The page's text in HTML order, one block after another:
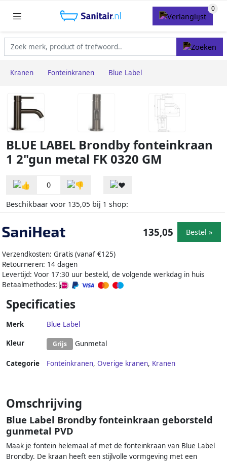
Kranen Fonteinkranen Blue Label
BLUE LABEL Brondby fonteinkraan
1 2"gun metal FK 0320 GM
0
Beschikbaar voor 135,05 bij 1 shop:
Verzendkosten: Gratis (vanaf €125)
Retourneren: 14 dagen
Levertijd: Voor 17:30 uur besteld, de volgende werkdag in huis
Betaalmethodes:
135,05 Bestel »
Specificaties
Merk Blue Label
Kleur Grijs Gunmetal
Categorie Fonteinkranen, Overige kranen, Kranen
Omschrijving
Blue Label Brondby fonteinkraan geborsteld
gunmetal PVD
Maak je fontein helemaal af met de fonteinkraan van Blue Label
Brondby. De kraan heeft een stijlvolle vormgeving met een